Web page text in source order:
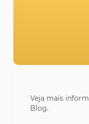
Veja mais
Blog.